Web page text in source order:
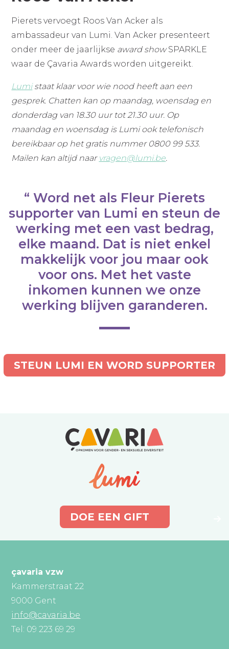
Pierets vervoegt Roos Van Acker als
ambassadeur van Lumi. Van Acker presenteert
onder meer de jaarlijkse award showSPARKLE
waar de Çavaria Awards worden uitgereikt.
Lumistaat klaar voor wie nood heeft aan een
gesprek. Chatten kan op maandag, woensdag en
donderdag van 18.30 uur tot 21.30 uur. Op
maandag en woensdag is Lumi ook telefonisch
bereikbaar op het gratis nummer 0800 99 533.
Mailen kan altijd naar vragen@lumi.be.
Word net als Fleur Pierets
supporter van Lumi en steun de
werking met een vast bedrag,
elke maand. Dat is niet enkel
makkelijk voor jou maar ook
voor ons. Met het vaste
inkomen kunnen we onze
werking blijven garanderen.
STEUN LUMI EN WORD SUPPORTER
DOE EEN GIFT
çavaria vzw
Kammerstraat 22
9000 Gent
info@cavaria.be
Tel: 09 223 69 29